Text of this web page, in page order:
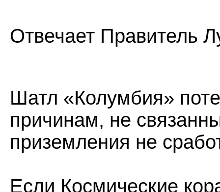
Отвечает Правитель
Шатл «Колумбия»
причинам, не
приземления не
Если Космические